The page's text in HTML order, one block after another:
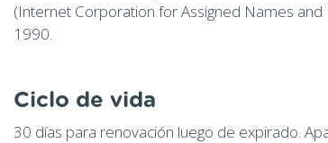
(Internet Corporation for Assigned Names
1990.
Ciclo de vida
30 días para renovación luego de expirado.